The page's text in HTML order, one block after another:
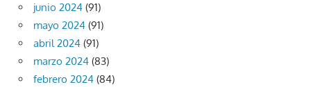
junio 2024 (91)
mayo 2024 (91)
abril 2024 (91)
marzo 2024 (83)
febrero 2024 (84)